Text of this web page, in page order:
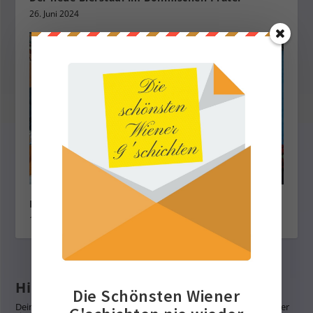
26. Juni 2024
Das Waldviertel zu Gast am Wiener Rathausplatz
1. Juni 2022
Hinterlasse eine Antwort
Deine E-Mail-Adresse wird nicht veröffentlicht. Erforderliche Felder
Die Schönsten Wiener